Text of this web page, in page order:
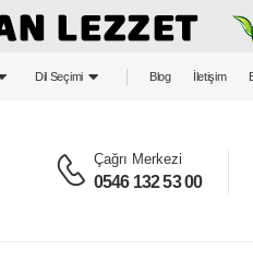
Dil Seçimi Blog İletişim
Çağrı Merkezi
0546 132 53 00